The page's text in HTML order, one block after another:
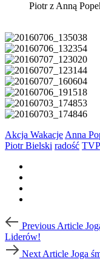
Piotr z Anną
Akcja Wakacje Anna
Piotr Bielski radość TVP
Post
navigation
Article
Previous Article
Liderów!
Article
Next Article Joga